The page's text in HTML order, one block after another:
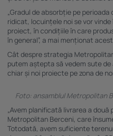
„Gradul de absorbție pe
ridicat, locuințele noi se vor
proiect, în condițiile în care
în general”, a mai menționat
Cât despre strategia
putem aștepta să vedem sute
chiar și noi proiecte pe zona de
Foto: ansamblul Metropolitan
„Avem planificată livrarea a două
Metropolitan Berceni, care
Totodată, avem suficiente